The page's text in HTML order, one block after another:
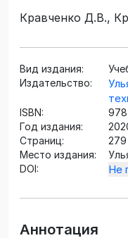
Кравченко Д.В.,
Вид издания:
Издательство:
ISBN:
Год издания:
Страниц:
279
Место издания:
DOI:
Не
Аннотация